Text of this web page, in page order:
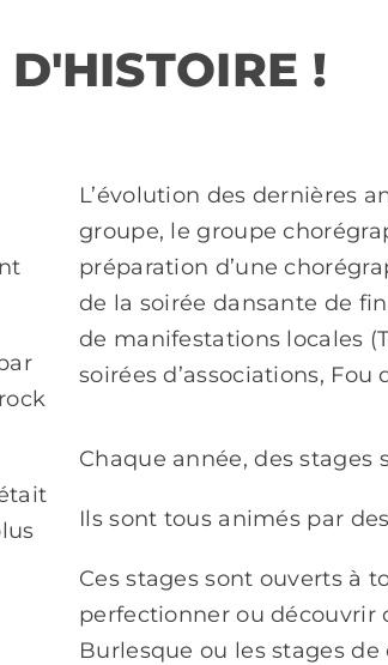
!
L’évolution des dernières
groupe, le groupe
préparation d’une
de la soirée dansante de
de manifestations locales
soirées d’associations, Fou
Chaque année, des stages
Ils sont tous animés par
Ces stages sont ouverts à
perfectionner ou découvrir
Burlesque ou les stages de